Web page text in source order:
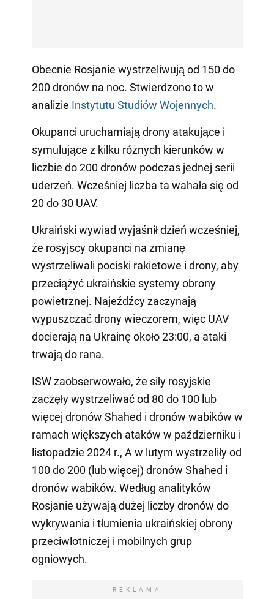
Obecnie Rosjanie wystrzeliwują od 150 do
200 dronów na noc. Stwierdzono to w
analizie Instytutu Studiów Wojennych.
Okupanci uruchamiają drony atakujące i
symulujące z kilku różnych kierunków w
liczbie do 200 dronów podczas jednej serii
uderzeń. Wcześniej liczba ta wahała się od
20 do 30 UAV.
Ukraiński wywiad wyjaśnił dzień wcześniej,
że rosyjscy okupanci na zmianę
wystrzeliwali pociski rakietowe i drony, aby
przeciążyć ukraińskie systemy obrony
powietrznej. Najeźdźcy zaczynają
wypuszczać drony wieczorem, więc UAV
docierają na Ukrainę około 23:00, a ataki
trwają do rana.
ISW zaobserwowało, że siły rosyjskie
zaczęły wystrzeliwać od 80 do 100 lub
więcej dronów Shahed i dronów wabików w
ramach większych ataków w październiku i
listopadzie 2024 r., A w lutym wystrzeliły od
100 do 200 (lub więcej) dronów Shahed i
dronów wabików. Według analityków
Rosjanie używają dużej liczby dronów do
wykrywania i tłumienia ukraińskiej obrony
przeciwlotniczej i mobilnych grup
ogniowych.
REKLAMA